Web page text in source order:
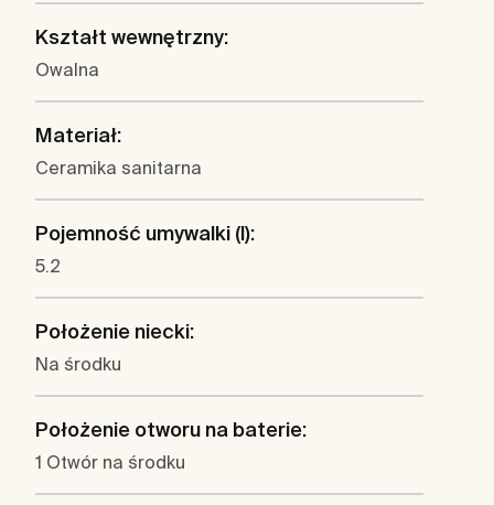
Kształt wewnętrzny:
Owalna
Materiał:
Ceramika sanitarna
Pojemność umywalki (l):
5.2
Położenie niecki:
Na środku
Położenie otworu na baterie:
1 Otwór na środku